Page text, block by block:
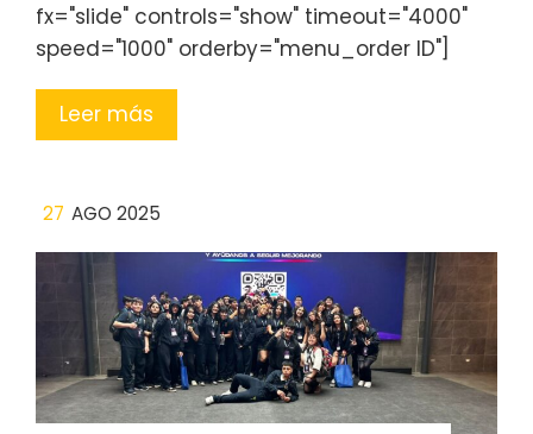
fx="slide" controls="show" timeout="4000"
speed="1000" orderby="menu_order ID"]
Leer más
27 AGO 2025